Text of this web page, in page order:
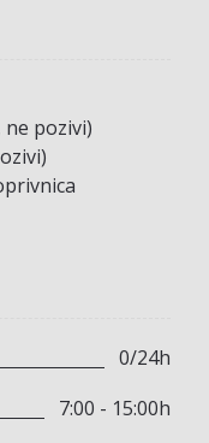
pozivi)
0/24h
7:00 - 15:00h